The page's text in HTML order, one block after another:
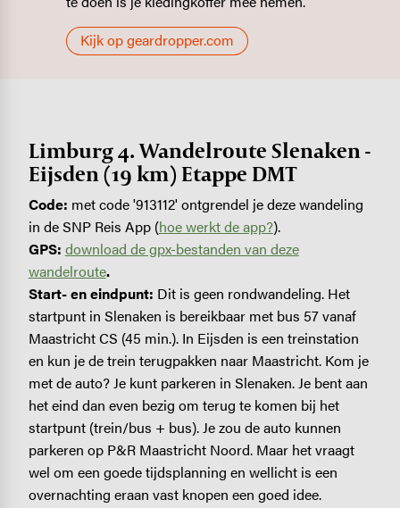
Kijk op geardropper.com
Limburg 4. Wandelroute Slenaken -
Eijsden (19 km) Etappe DMT
Code: met code '913112' ontgrendel je deze wandeling
in de SNP Reis App (hoe werkt de app?).
GPS: download de gpx-bestanden van deze
wandelroute.
Start- en eindpunt: Dit is geen rondwandeling. Het
startpunt in Slenaken is bereikbaar met bus 57 vanaf
Maastricht CS (45 min.). In Eijsden is een treinstation
en kun je de trein terugpakken naar Maastricht. Kom je
met de auto? Je kunt parkeren in Slenaken. Je bent aan
het eind dan even bezig om terug te komen bij het
startpunt (trein/bus + bus). Je zou de auto kunnen
parkeren op P&R Maastricht Noord. Maar het vraagt
wel om een goede tijdsplanning en wellicht is een
overnachting eraan vast knopen een goed idee.